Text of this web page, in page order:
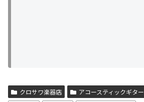
クロサワ楽器店 アコースティックギター